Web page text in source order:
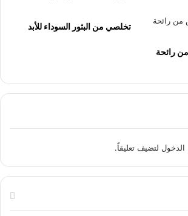
رائحة
تخلصي من البثور السوداء للأبد
لتضيف تعليقاً.